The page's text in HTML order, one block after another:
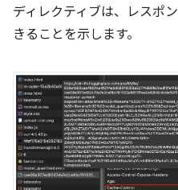
ディレクティブは、レスポ
きることを示します。